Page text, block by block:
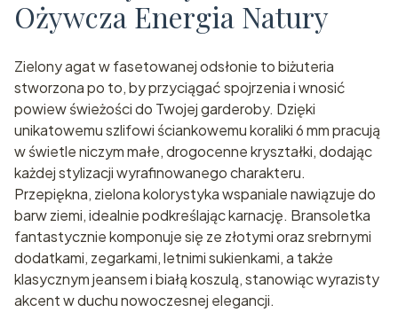
Ożywcza Energia Natury
Zielony agat w fasetowanej odsłonie to biżuteria
stworzona po to, by przyciągać spojrzenia i wnosić
powiew świeżości do Twojej garderoby. Dzięki
unikatowemu szlifowi ściankowemu koraliki 6 mm pracują
w świetle niczym małe, drogocenne kryształki, dodając
każdej stylizacji wyrafinowanego charakteru.
Przepiękna, zielona kolorystyka wspaniale nawiązuje do
barw ziemi, idealnie podkreślając karnację. Bransoletka
fantastycznie komponuje się ze złotymi oraz srebrnymi
dodatkami, zegarkami, letnimi sukienkami, a także
klasycznym jeansem i białą koszulą, stanowiąc wyrazisty
akcent w duchu nowoczesnej elegancji.